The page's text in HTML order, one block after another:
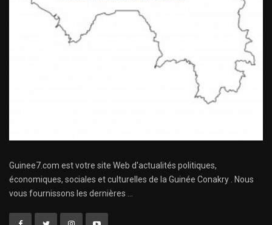
Guinee7.com est votre site Web d'actualités politiques,
économiques, sociales et culturelles de la Guinée Conakry . Nous
vous fournissons les dernières ...